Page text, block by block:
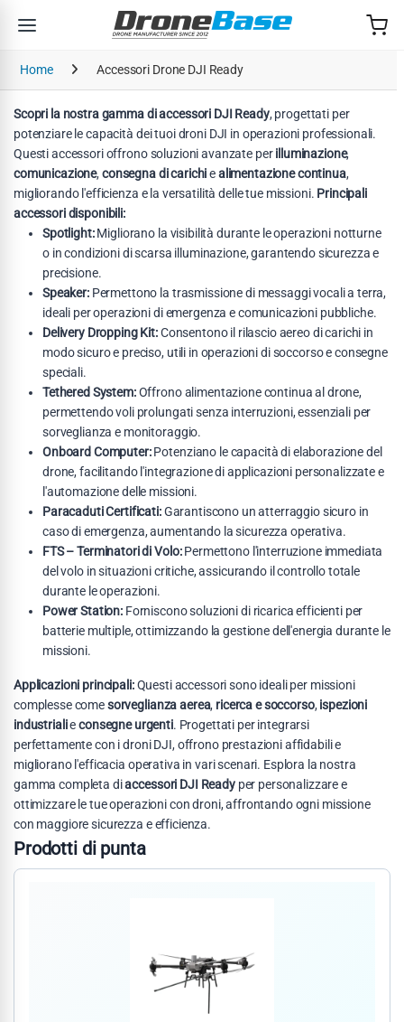
Home Accessori Drone DJI Ready
Scopri la nostra gamma di accessori DJI Ready, progettati per
potenziare le capacità dei tuoi droni DJI in operazioni professionali.
Questi accessori offrono soluzioni avanzate perilluminazione,
comunicazione, consegna di carichiealimentazione continua,
migliorando l'efficienza e la versatilità delle tue missioni. Principali
accessori disponibili:
Spotlight:Migliorano la visibilità durante le operazioni notturne
o in condizioni di scarsa illuminazione, garantendo sicurezza e
precisione.
Speaker:Permettono la trasmissione di messaggi vocali a terra,
ideali per operazioni di emergenza e comunicazioni pubbliche.
Delivery Dropping Kit:Consentono il rilascio aereo di carichi in
modo sicuro e preciso, utili in operazioni di soccorso e consegne
speciali.
Tethered System:Offrono alimentazione continua al drone,
permettendo voli prolungati senza interruzioni, essenziali per
sorveglianza e monitoraggio.
Onboard Computer:Potenziano le capacità di elaborazione del
drone, facilitando l'integrazione di applicazioni personalizzate e
l'automazione delle missioni.
Paracaduti Certificati:Garantiscono un atterraggio sicuro in
caso di emergenza, aumentando la sicurezza operativa.
FTS – Terminatori di Volo:Permettono l'interruzione immediata
del volo in situazioni critiche, assicurando il controllo totale
durante le operazioni.
Power Station: Forniscono soluzioni di ricarica efficienti per
batterie multiple, ottimizzando la gestione dell'energia durante le
missioni.
Applicazioni principali:Questi accessori sono ideali per missioni
complesse comesorveglianza aerea, ricerca e soccorso, ispezioni
industrialieconsegne urgenti. Progettati per integrarsi
perfettamente con i droni DJI, offrono prestazioni affidabili e
migliorano l'efficacia operativa in vari scenari. Esplora la nostra
gamma completa diaccessori DJI Readyper personalizzare e
ottimizzare le tue operazioni con droni, affrontando ogni missione
con maggiore sicurezza e efficienza.
Prodotti di punta